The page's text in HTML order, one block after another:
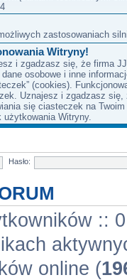
zastosowaniach
Witryny!
i zgadzasz się, że firma
osobowe i inne
(cookies).
Uznajesz i zgadzasz się,
się ciasteczek na
Witryny.
Hasło:
::
online (